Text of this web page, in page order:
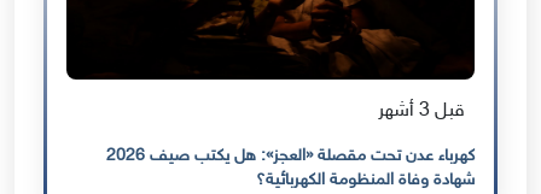
قبل 3 أشهر
كهرباء عدن تحت مقصلة «العجز»: هل يكتب صيف 2026
شهادة وفاة المنظومة الكهربائية؟